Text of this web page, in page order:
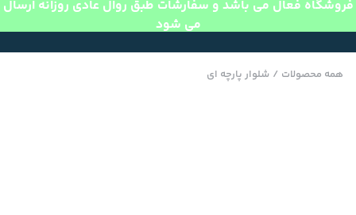
فروشگاه فعال می باشد و سفارشات طبق روال عادی روزانه ارسال
می شود
همه محصولات / شلوار پارچه ای